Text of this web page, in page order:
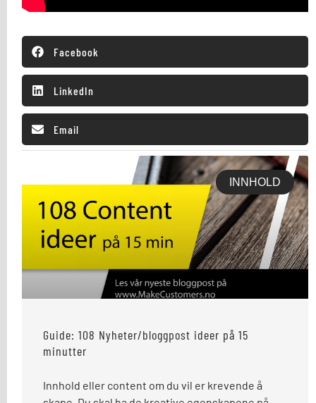
Facebook
LinkedIn
Email
INNHOLD
Guide: 108 Nyheter/bloggpost ideer på 15
minutter
Innhold eller content om du vil er krevende å